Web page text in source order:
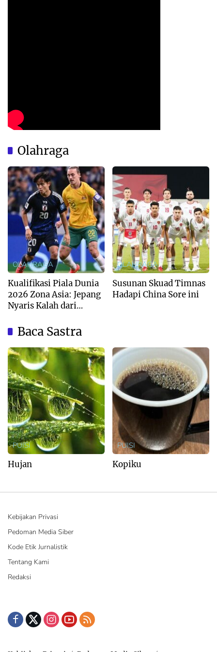
Olahraga
OLAHRAGA
Kualifikasi Piala Dunia
2026 Zona Asia: Jepang
Nyaris Kalah dari
OLAHRAGA
Susunan Skuad Timnas
Hadapi China Sore ini
Baca Sastra
PUISI
Hujan
PUISI
Kopiku
Kebijakan Privasi
Pedoman Media Siber
Kode Etik Jurnalistik
Tentang Kami
Redaksi